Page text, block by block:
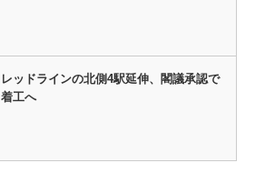
レッドラインの北側4駅延伸、閣議承認で
着工へ